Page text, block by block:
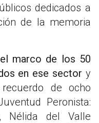
dedicados a
de la memoria
marco de los 50
en ese sector y
de ocho
Peronista:
Nélida del Valle